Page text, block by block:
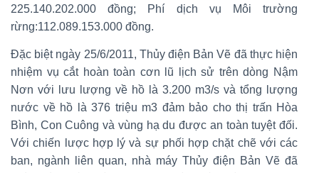
225.140.202.000 đồng; Phí dịch vụ Môi trường
rừng:112.089.153.000 đồng.
Đặc biệt ngày 25/6/2011, Thủy điện Bản Vẽ đã thực hiện
nhiệm vụ cắt hoàn toàn cơn lũ lịch sử trên dòng Nậm
Nơn với lưu lượng về hồ là 3.200 m3/s và tổng lượng
nước về hồ là 376 triệu m3 đảm bảo cho thị trấn Hòa
Bình, Con Cuông và vùng hạ du được an toàn tuyệt đối.
Với chiến lược hợp lý và sự phối hợp chặt chẽ với các
ban, ngành liên quan, nhà máy Thủy điện Bản Vẽ đã